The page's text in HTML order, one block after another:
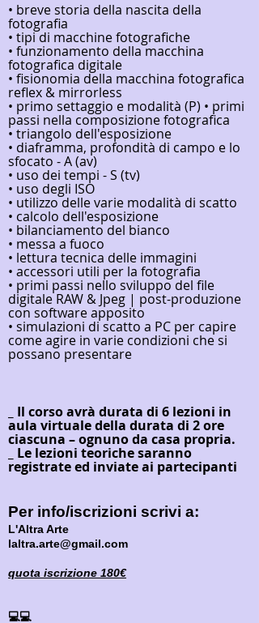
• breve storia della nascita della
fotografia
• tipi di macchine fotografiche
• funzionamento della macchina
fotografica digitale
• fisionomia della macchina fotografica
reflex & mirrorless
• primo settaggio e modalità (P) • primi
passi nella composizione fotografica
• triangolo dell'esposizione
• diaframma, profondità di campo e lo
sfocato - A (av)
• uso dei tempi - S (tv)
• uso degli ISO
• utilizzo delle varie modalità di scatto
• calcolo dell'esposizione
• bilanciamento del bianco
• messa a fuoco
• lettura tecnica delle immagini
• accessori utili per la fotografia
• primi passi nello sviluppo del file
digitale RAW & Jpeg | post-produzione
con software apposito
• simulazioni di scatto a PC per capire
come agire in varie condizioni che si
possano presentare
_ Il corso avrà durata di 6 lezioni in
aula virtuale della durata di 2 ore
ciascuna – ognuno da casa propria.
_ Le lezioni teoriche saranno
registrate ed inviate ai partecipanti
Per info/iscrizioni scrivi a:
L'Altra Arte
laltra.arte@gmail.com
quota iscrizione 180€
💻💻